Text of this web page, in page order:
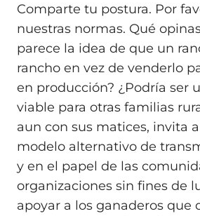
Comparte tu postura. Por
nuestras normas. Qué
parece la idea de que un
rancho en vez de venderlo
en producción? ¿Podría ser
viable para otras familias
aun con sus matices, invita
modelo alternativo de
y en el papel de las
organizaciones sin fines de
apoyar a los ganaderos que